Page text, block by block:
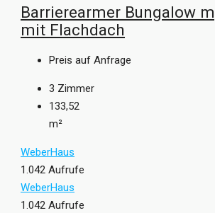
Barrierearmer Bungalow
mit Flachdach
Preis auf Anfrage
3 Zimmer
133,52
m²
WeberHaus
1.042 Aufrufe
WeberHaus
1.042 Aufrufe